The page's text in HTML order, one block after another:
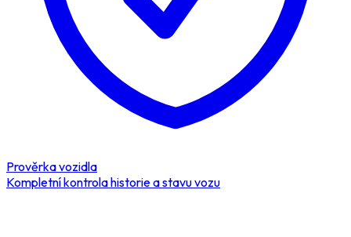
Prověrka vozidla
Kompletní kontrola historie a stavu vozu